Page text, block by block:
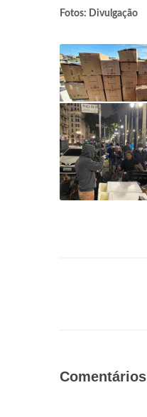
Fotos: Divulgação
Comentários